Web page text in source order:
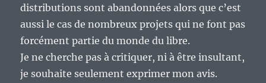
distributions sont abandonnées alors que c’est
aussi le cas de nombreux projets qui ne font pas
forcément partie du monde du libre.
Je ne cherche pas à critiquer, ni à être insultant,
je souhaite seulement exprimer mon avis.